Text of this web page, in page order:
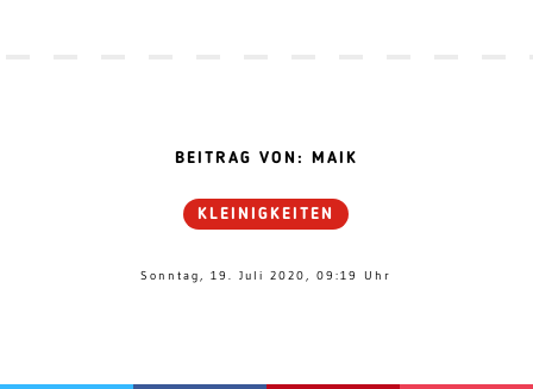
BEITRAG VON: MAIK
KLEINIGKEITEN
Sonntag, 19. Juli 2020, 09:19 Uhr